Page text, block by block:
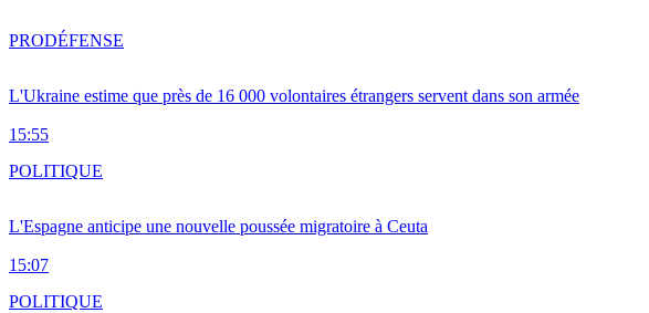
L'Ukraine estime que près de 16 000 volontaires étrangers servent dans son armée
15:55
PRODÉFENSE
L'Espagne anticipe une nouvelle poussée migratoire à Ceuta
15:07
POLITIQUE
POLITIQUE